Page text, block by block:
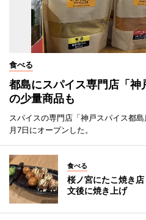
食べる
都島にスパイス専門店「
の少量商品も
スパイスの専門店「神戸スパイス都
月7日にオープンした。
食べる
桜ノ宮にたこ焼き
文後に焼き上げ